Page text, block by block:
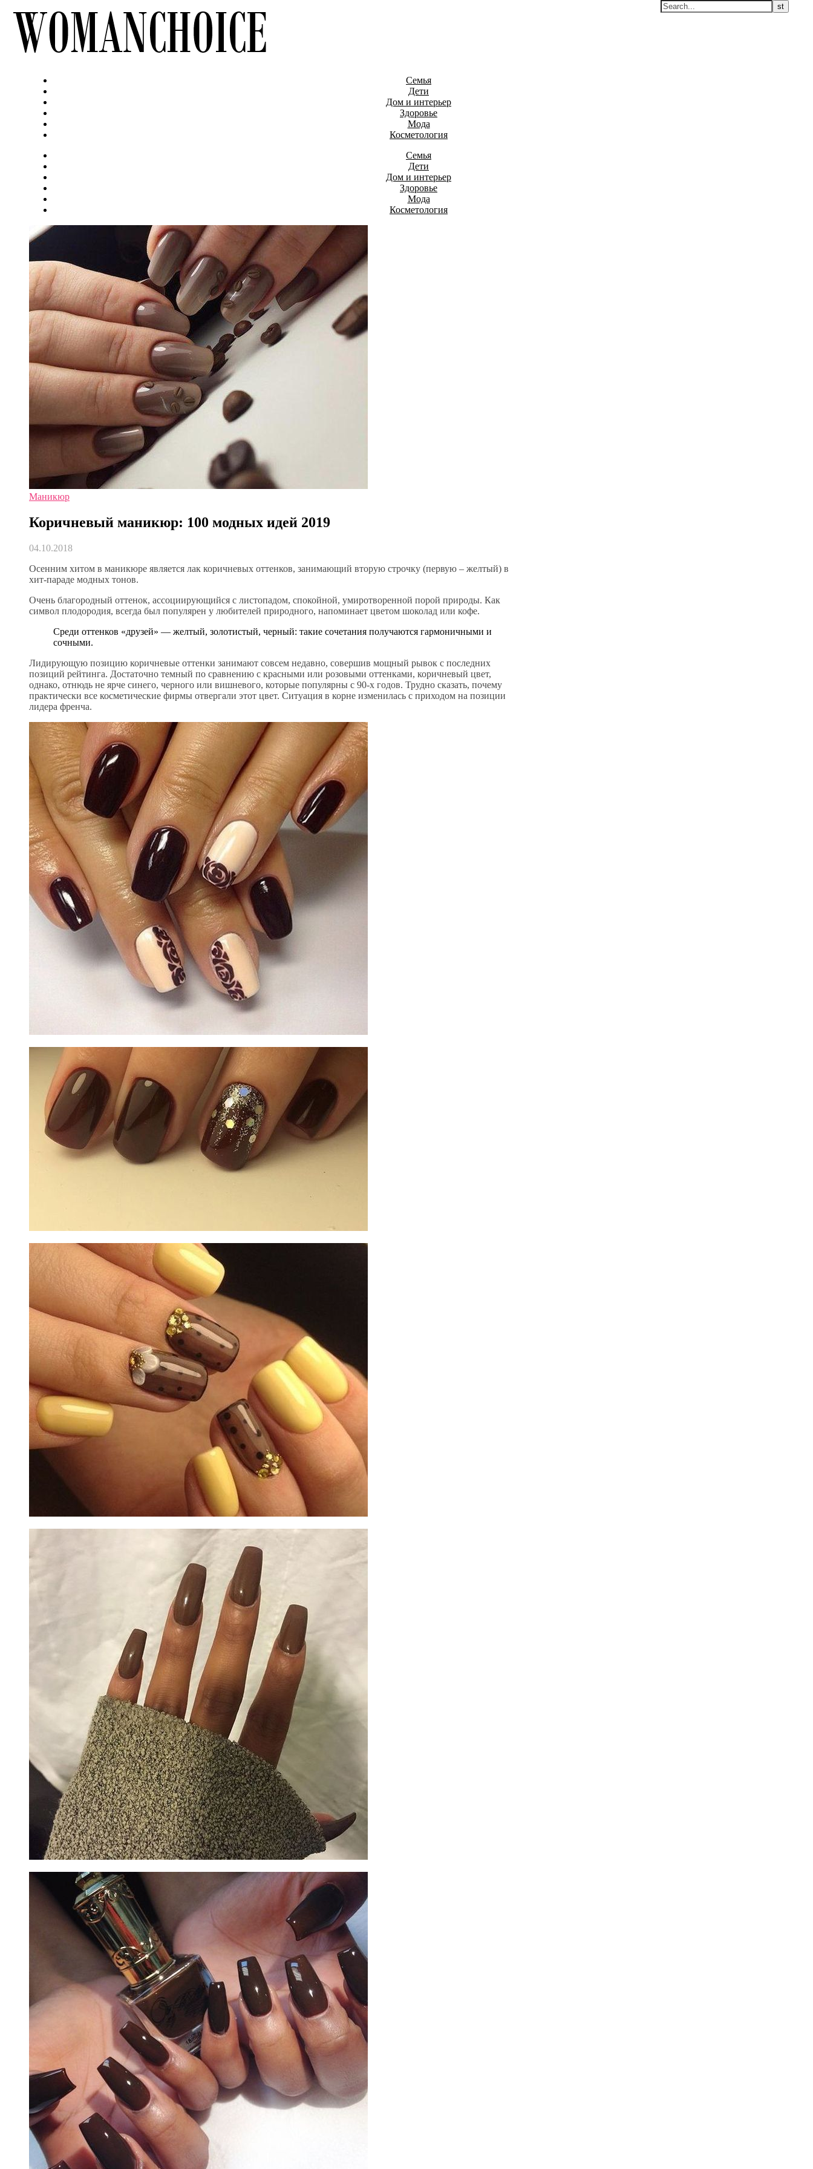
Семья
Дети
Дом и интерьер
Здоровье
Мода
Косметология
Семья
Дети
Дом и интерьер
Здоровье
Мода
Косметология
Маникюр
Коричневый маникюр: 100 модных идей 2019
04.10.2018
Осенним хитом в маникюре является лак коричневых оттенков, занимающий вторую строчку (первую – желтый) в
хит-параде модных тонов.
Очень благородный оттенок, ассоциирующийся с листопадом, спокойной, умиротворенной порой природы. Как
символ плодородия, всегда был популярен у любителей природного, напоминает цветом шоколад или кофе.
Среди оттенков «друзей» — желтый, золотистый, черный: такие сочетания получаются гармоничными и
сочными.
Лидирующую позицию коричневые оттенки занимают совсем недавно, совершив мощный рывок с последних
позиций рейтинга. Достаточно темный по сравнению с красными или розовыми оттенками, коричневый цвет,
однако, отнюдь не ярче синего, черного или вишневого, которые популярны с 90-х годов. Трудно сказать, почему
практически все косметические фирмы отвергали этот цвет. Ситуация в корне изменилась с приходом на позиции
лидера френча.